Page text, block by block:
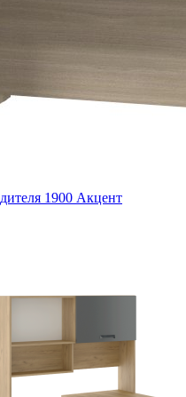
1900 Акцент